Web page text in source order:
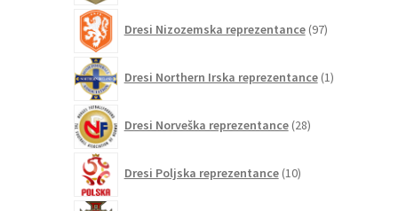
Dresi Nizozemska reprezentance 97izdelkov
Dresi Northern Irska reprezentance 1izdelek
Dresi Norveška reprezentance 28izdelkov
Dresi Poljska reprezentance 10izdelkov